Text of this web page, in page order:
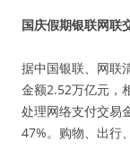
国庆假期银联网联
据中国银联、网联
金额2.52万亿元，
处理网络支付交易
47%。购物、出行